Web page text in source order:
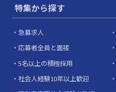
特集から探す
急募求人
応募者全員と面接
5名以上の積極採用
社会人経験10年以上歓迎